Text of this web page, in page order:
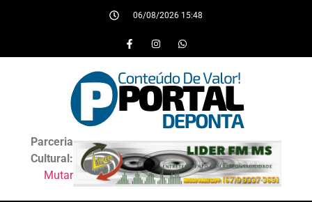
06/08/2026 15:48
Parceria
Cultural:
Mutar